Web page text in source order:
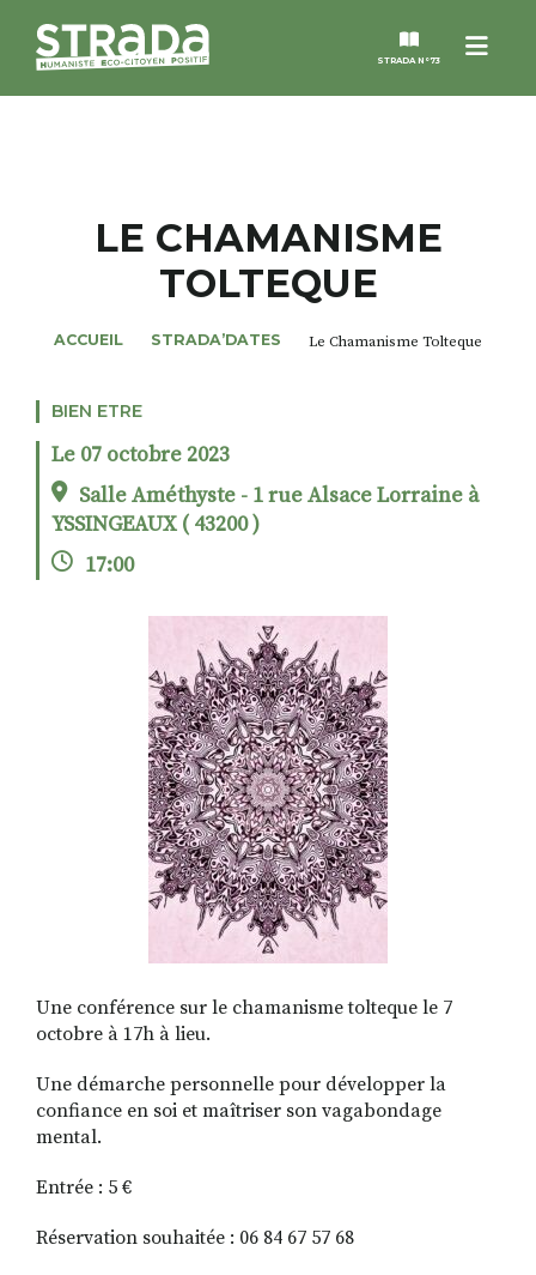
Menu
STRADA N°73
MAGAZINES
ROSÉE DE MAI
S'INSCRIRE À LA NEWSLETTER
FACEBOOKINSTAGRAM
LINKEDINYOUTUBE
LE CHAMANISME
TOLTEQUE
ACCUEIL STRADA’DATES Le Chamanisme Tolteque
BIEN ETRE
Le 07 octobre 2023
Salle Améthyste - 1 rue Alsace Lorraine à
YSSINGEAUX ( 43200 )
17:00
Une conférence sur le chamanisme tolteque le 7
octobre à 17h à lieu.
Une démarche personnelle pour développer la
confiance en soi et maîtriser son vagabondage
mental.
Entrée : 5 €
Réservation souhaitée : 06 84 67 57 68